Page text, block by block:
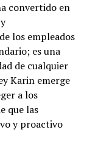
convertido en
los empleados
es una
de cualquier
Karin emerge
a los
que las
y proactivo